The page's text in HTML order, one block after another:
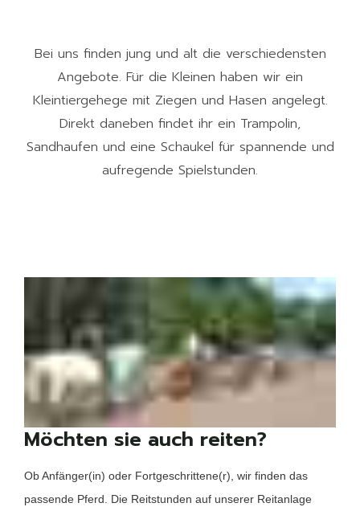
Bei uns finden jung und alt die verschiedensten
Angebote. Für die Kleinen haben wir ein
Kleintiergehege mit Ziegen und Hasen angelegt.
Direkt daneben findet ihr ein Trampolin,
Sandhaufen und eine Schaukel für spannende und
aufregende Spielstunden.
Möchten sie auch reiten?
Ob Anfänger(in) oder Fortgeschrittene(r), wir finden das
passende Pferd. Die Reitstunden auf unserer Reitanlage